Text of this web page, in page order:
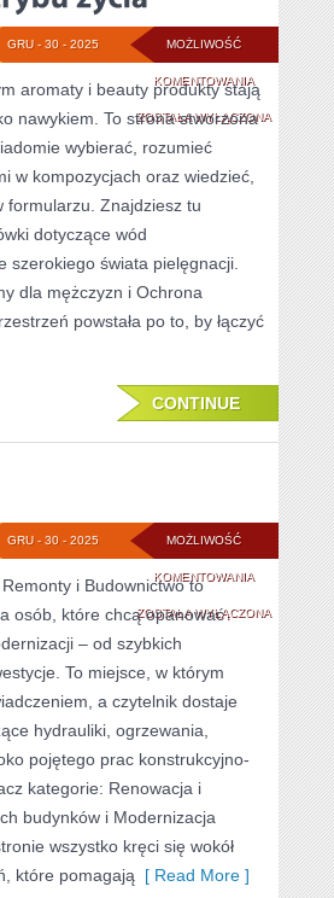
MOŻLIWOŚĆ
KOMENTOWANIAPERFUMY
DO
SPORTU
I
AKTYWNEGO
TRYBU
ŻYCIA
ZOSTAŁA WYŁĄCZONA
GRU - 30 - 2025
aromaty i beauty produkty stają
nawykiem. To strona stworzona
wybierać, rozumieć
w kompozycjach oraz wiedzieć,
formularzu. Znajdziesz tu
dotyczące wód
szerokiego świata pielęgnacji.
dla mężczyzn i Ochrona
powstała po to, by łączyć
CONTINUE
MOŻLIWOŚĆ
KOMENTOWANIAHYDRAULIKA
ZOSTAŁA WYŁĄCZONA
GRU - 30 - 2025
i Budownictwo to
osób, które chcą opanować
– od szybkich
To miejsce, w którym
a czytelnik dostaje
hydrauliki, ogrzewania,
pojętego prac konstrukcyjno-
kategorie: Renowacja i
budynków i Modernizacja
wszystko kręci się wokół
które pomagają [ Read More ]